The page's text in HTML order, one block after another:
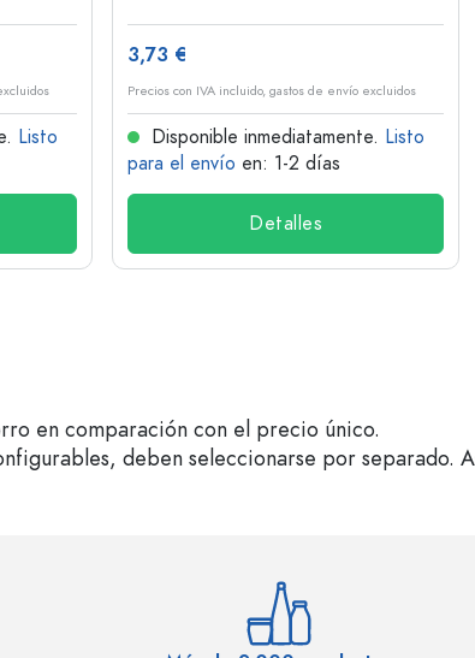
Listo
3,73 €
Precios con IVA incluido, gastos de envío excluidos
Disponible inmediatamente. Listo
para el envío en: 1-2 días
Detalles
en comparación con el precio único.
deben seleccionarse por separado.